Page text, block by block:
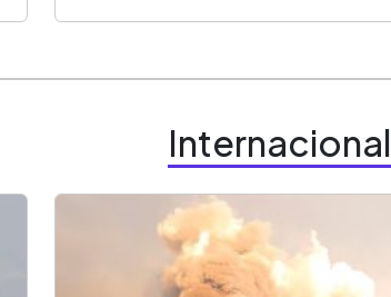
Internacional